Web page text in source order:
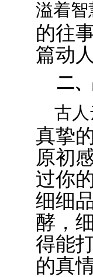
溢着智
的往
篇动
二
古
真挚
原初
过你
细细
酵，
得能
的真